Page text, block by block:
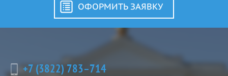
ОФОРМИТЬ ЗАЯВКУ
+7 (3822) 783–714